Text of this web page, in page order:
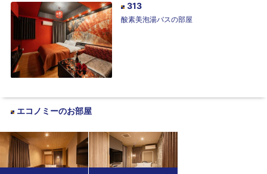
313
酸素美泡湯バスの部屋
エコノミーのお部屋